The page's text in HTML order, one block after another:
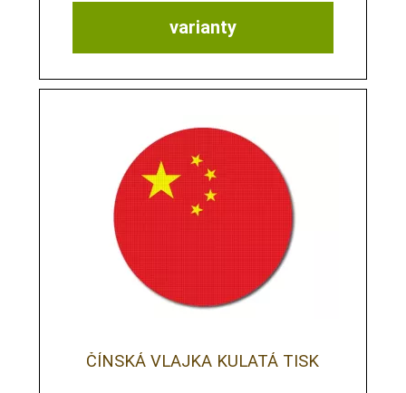
varianty
ČÍNSKÁ VLAJKA KULATÁ TISK